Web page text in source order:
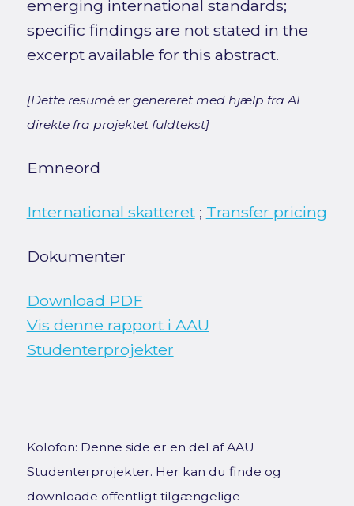
emerging international standards;
specific findings are not stated in the
excerpt available for this abstract.
[Dette resumé er genereret med hjælp fra AI
direkte fra projektet fuldtekst]
Emneord
International skatteret; Transfer pricing
Dokumenter
Download PDF
Vis denne rapport i AAU
Studenterprojekter
Kolofon: Denne side er en del af AAU
Studenterprojekter. Her kan du finde og
downloade offentligt tilgængelige